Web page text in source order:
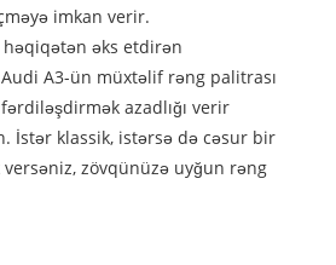
imkan verir.
əks etdirən
A3-ün müxtəlif rəng palitrası
azadlığı verir
İstər klassik, istərsə də cəsur bir
zövqünüzə uyğun rəng